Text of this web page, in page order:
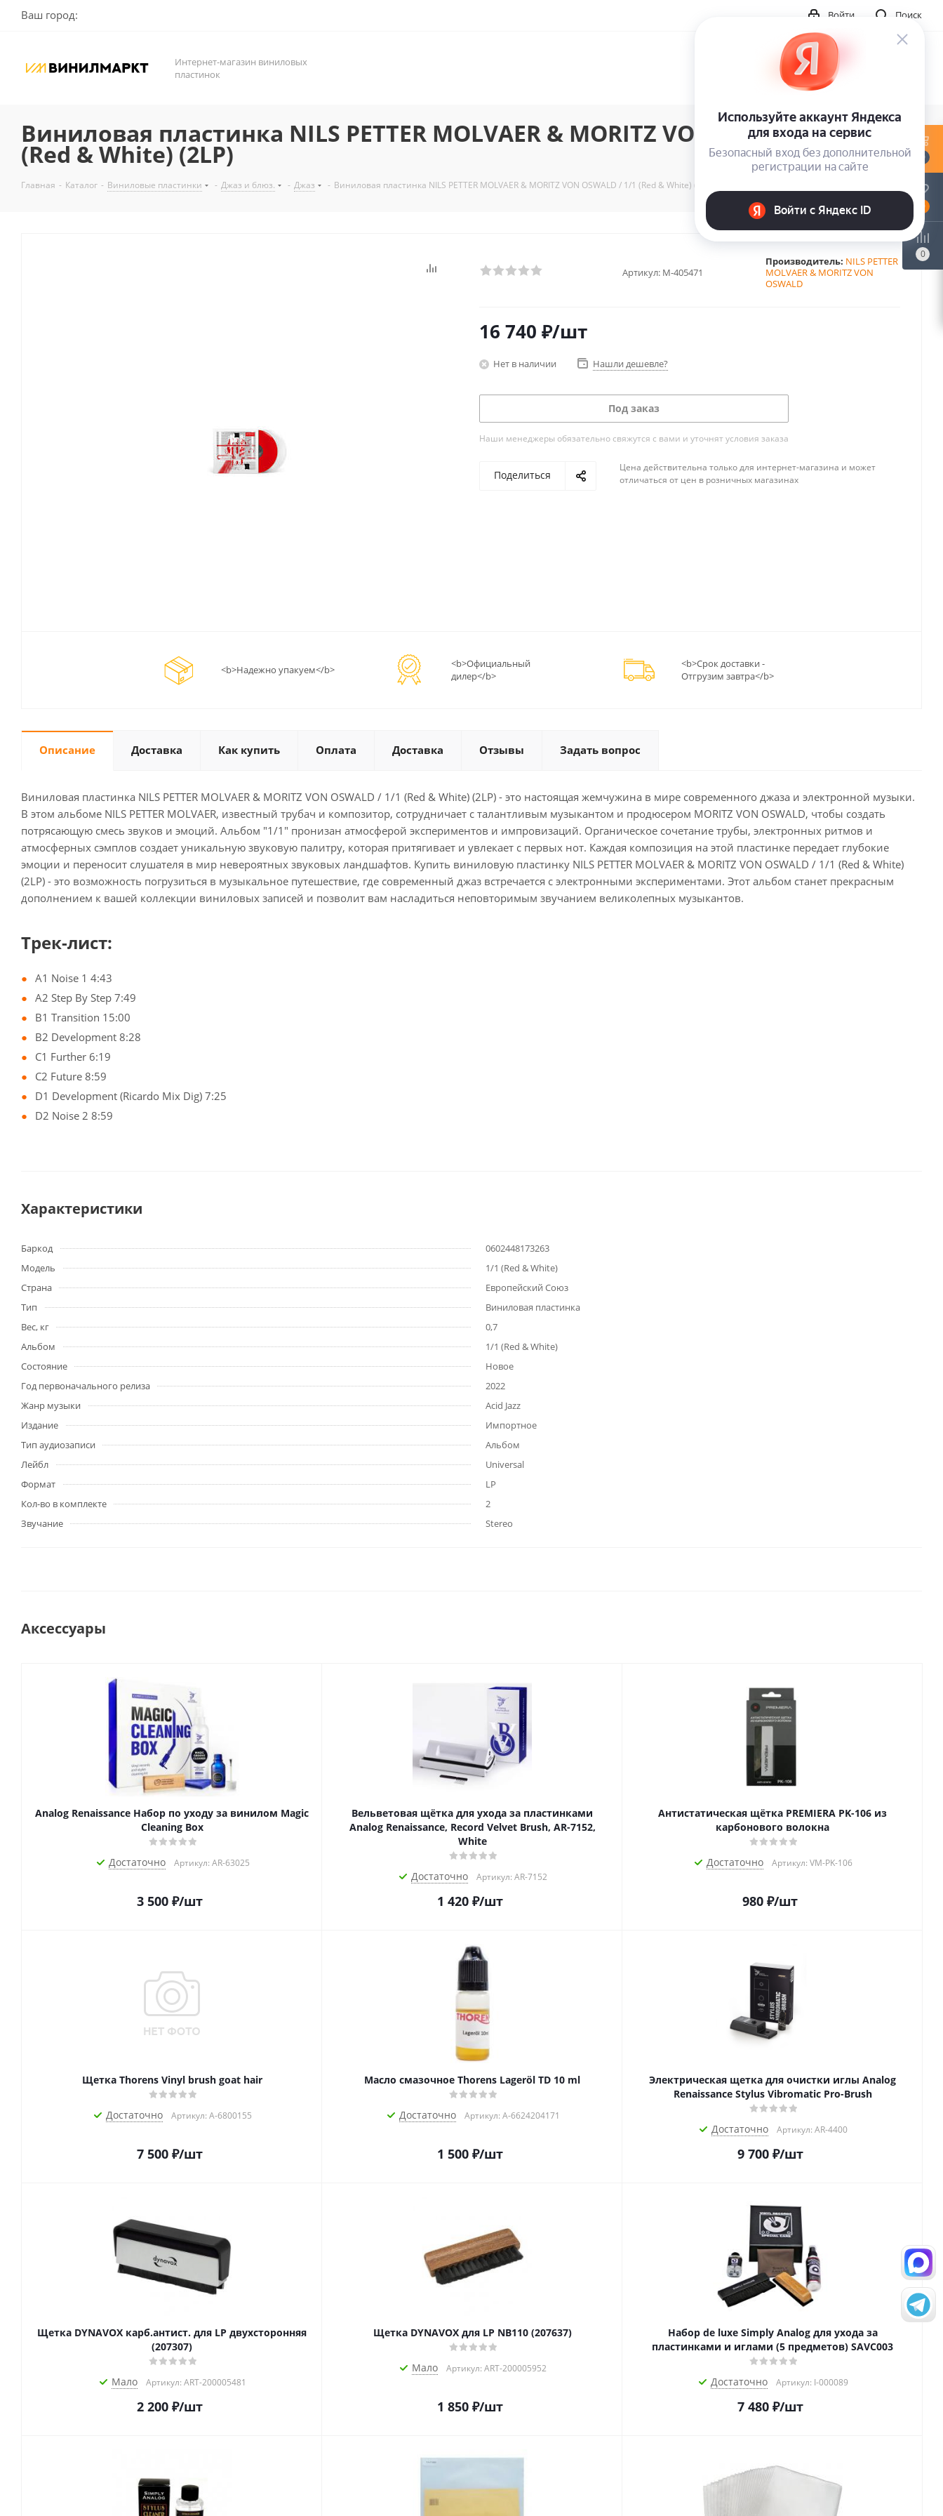
Ваш город: Поиск
Войти
Интернет-магазин виниловых
пластинок
Виниловая пластинка NILS PETTER MOLVAER & MORITZ VON OSWALD / 1/1
(Red & White) (2LP)
Главная - Каталог - Виниловые пластинки - Джаз и блюз. - Джаз - Виниловая пластинка NILS PETTER MOLVAER & MORITZ VON OSWALD / 1/1 (Red & White) (2LP)
Артикул: M-405471
Производитель: NILS PETTER
MOLVAER & MORITZ VON
OSWALD
16 740 ₽/шт
Нет в наличии Нашли дешевле?
Под заказ
Наши менеджеры обязательно свяжутся с вами и уточнят условия заказа
Поделиться
Цена действительна только для интернет-магазина и может
отличаться от цен в розничных магазинах
<b>Надежно упакуем</b>
<b>Официальный
дилер</b>
<b>Срок доставки -
Отгрузим завтра</b>
Описание Доставка Как купить Оплата Доставка Отзывы Задать вопрос
Виниловая пластинка NILS PETTER MOLVAER & MORITZ VON OSWALD / 1/1 (Red & White) (2LP) - это настоящая жемчужина в мире современного джаза и электронной музыки.
В этом альбоме NILS PETTER MOLVAER, известный трубач и композитор, сотрудничает с талантливым музыкантом и продюсером MORITZ VON OSWALD, чтобы создать
потрясающую смесь звуков и эмоций. Альбом "1/1" пронизан атмосферой экспериментов и импровизаций. Органическое сочетание трубы, электронных ритмов и
атмосферных сэмплов создает уникальную звуковую палитру, которая притягивает и увлекает с первых нот. Каждая композиция на этой пластинке передает глубокие
эмоции и переносит слушателя в мир невероятных звуковых ландшафтов. Купить виниловую пластинку NILS PETTER MOLVAER & MORITZ VON OSWALD / 1/1 (Red & White)
(2LP) - это возможность погрузиться в музыкальное путешествие, где современный джаз встречается с электронными экспериментами. Этот альбом станет прекрасным
дополнением к вашей коллекции виниловых записей и позволит вам насладиться неповторимым звучанием великолепных музыкантов.
Трек-лист:
A1 Noise 1 4:43
A2 Step By Step 7:49
B1 Transition 15:00
B2 Development 8:28
C1 Further 6:19
C2 Future 8:59
D1 Development (Ricardo Mix Dig) 7:25
D2 Noise 2 8:59
Характеристики
Баркод
0602448173263
Модель
1/1 (Red & White)
Страна
Европейский Союз
Тип
Виниловая пластинка
Вес, кг
0,7
Альбом
1/1 (Red & White)
Состояние
Новое
Год первоначального релиза
2022
Жанр музыки
Acid Jazz
Издание
Импортное
Тип аудиозаписи
Альбом
Лейбл
Universal
Формат
LP
Кол-во в комплекте
2
Звучание
Stereo
Аксессуары
Analog Renaissance Набор по уходу за винилом Magic
Cleaning Box
Достаточно Артикул: AR-63025
3 500₽/шт
Вельветовая щётка для ухода за пластинками
Analog Renaissance, Record Velvet Brush, AR-7152,
White
Достаточно Артикул: AR-7152
1 420₽/шт
Антистатическая щётка PREMIERA PK-106 из
карбонового волокна
Достаточно Артикул: VM-PK-106
980 ₽/шт
Щетка Thorens Vinyl brush goat hair
Достаточно Артикул: A-6800155
7 500₽/шт
Масло смазочное Thorens Lageröl TD 10 ml
Достаточно Артикул: A-6624204171
1 500₽/шт
Электрическая щетка для очистки иглы Analog
Renaissance Stylus Vibromatic Pro-Brush
Достаточно Артикул: AR-4400
9 700₽/шт
Щетка DYNAVOX карб.антист. для LP двухсторонняя
(207307)
Мало Артикул: ART-200005481
2 200₽/шт
Щетка DYNAVOX для LP NB110 (207637)
Мало Артикул: ART-200005952
1 850₽/шт
Набор de luxe Simply Analog для ухода за
пластинками и иглами (5 предметов) SAVC003
Достаточно Артикул: I-000089
7 480₽/шт
0
0
0